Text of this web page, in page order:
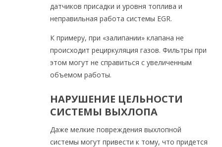
датчиков присадки и уровня топлива и
неправильная работа системы EGR.
К примеру, при «залипании» клапана не
происходит рециркуляция газов. Фильтры при
этом могут не справиться с увеличенным
объемом работы.
НАРУШЕНИЕ ЦЕЛЬНОСТИ
СИСТЕМЫ ВЫХЛОПА
Даже мелкие повреждения выхлопной
системы могут привести к тому, что придется